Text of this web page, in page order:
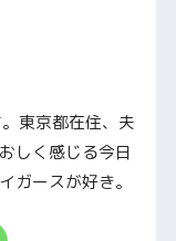
東京都在住、夫
しく感じる今日
ガースが好き。